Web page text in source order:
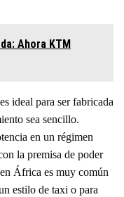
Ahora KTM
ideal para ser fabricada
sea sencillo.
en un régimen
la premisa de poder
África es muy común
estilo de taxi o para